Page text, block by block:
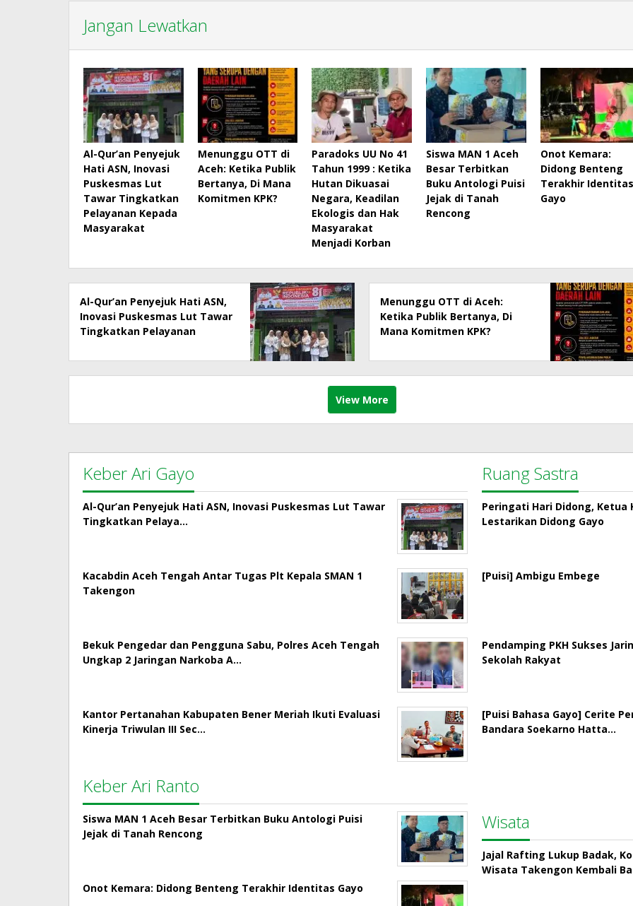
Jangan Lewatkan
Al-Qur’an Penyejuk
Hati ASN, Inovasi
Puskesmas Lut
Tawar Tingkatkan
Pelayanan Kepada
Masyarakat
Menunggu OTT di
Aceh: Ketika Publik
Bertanya, Di Mana
Komitmen KPK?
Paradoks UU No 41
Tahun 1999 : Ketika
Hutan Dikuasai
Negara, Keadilan
Ekologis dan Hak
Masyarakat
Menjadi Korban
Siswa MAN 1 Aceh
Besar Terbitkan
Buku Antologi Puisi
Jejak di Tanah
Rencong
Onot Kemara:
Didong Benteng
Terakhir Identitas
Gayo
Al-Qur’an Penyejuk Hati ASN,
Inovasi Puskesmas Lut Tawar
Tingkatkan Pelayanan
Menunggu OTT di Aceh:
Ketika Publik Bertanya, Di
Mana Komitmen KPK?
View More
Keber Ari Gayo
Al-Qur’an Penyejuk Hati ASN, Inovasi Puskesmas Lut Tawar
Tingkatkan Pelaya…
Kacabdin Aceh Tengah Antar Tugas Plt Kepala SMAN 1
Takengon
Bekuk Pengedar dan Pengguna Sabu, Polres Aceh Tengah
Ungkap 2 Jaringan Narkoba A…
Kantor Pertanahan Kabupaten Bener Meriah Ikuti Evaluasi
Kinerja Triwulan III Sec…
Keber Ari Ranto
Siswa MAN 1 Aceh Besar Terbitkan Buku Antologi Puisi
Jejak di Tanah Rencong
Onot Kemara: Didong Benteng Terakhir Identitas Gayo
Ruang Sastra
Peringati Hari Didong, Ketua
Lestarikan Didong Gayo
[Puisi] Ambigu Embege
Pendamping PKH Sukses
Sekolah Rakyat
[Puisi Bahasa Gayo] Cerite
Bandara Soekarno Hatta…
Wisata
Jajal Rafting Lukup Badak,
Wisata Takengon Kembali